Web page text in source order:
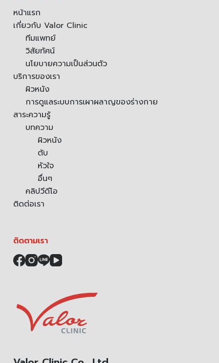
หน้าแรก
เกี่ยวกับ Valor Clinic
ทีมแพทย์
วิสัยทัศน์
นโยบายความเป็นส่วนตัว
บริการของเรา
ผิวหนัง
การดูแลระบบการเผาผลาญของร่างกาย
สาระความรู้
บทความ
ผิวหนัง
ตับ
หัวใจ
อื่นๆ
คลิปวีดีโอ
ติดต่อเรา
ติดตามเรา